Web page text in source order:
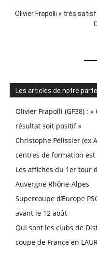
Olivier Frapolli « très
Les articles de notre
Olivier Frapolli (GF38) :
résultat soit positif »
Christophe Pélissier (ex
centres de formation
Les affiches du 1er tour
Auvergne Rhône-Alpes
Supercoupe d’Europe
avant le 12 août
Qui sont les clubs de
coupe de France en